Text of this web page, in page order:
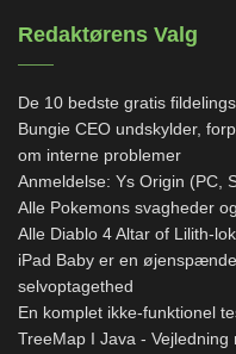
Redaktørens Valg
De 10 bedste gratis
Bungie CEO undskylder,
om interne problemer
Anmeldelse: Ys Origin (PC,
Alle Pokemons svagheder
Alle Diablo 4 Altar of Lilith-
iPad Baby er en
selvoptagethed
En komplet ikke-funktionel
TreeMap I Java -